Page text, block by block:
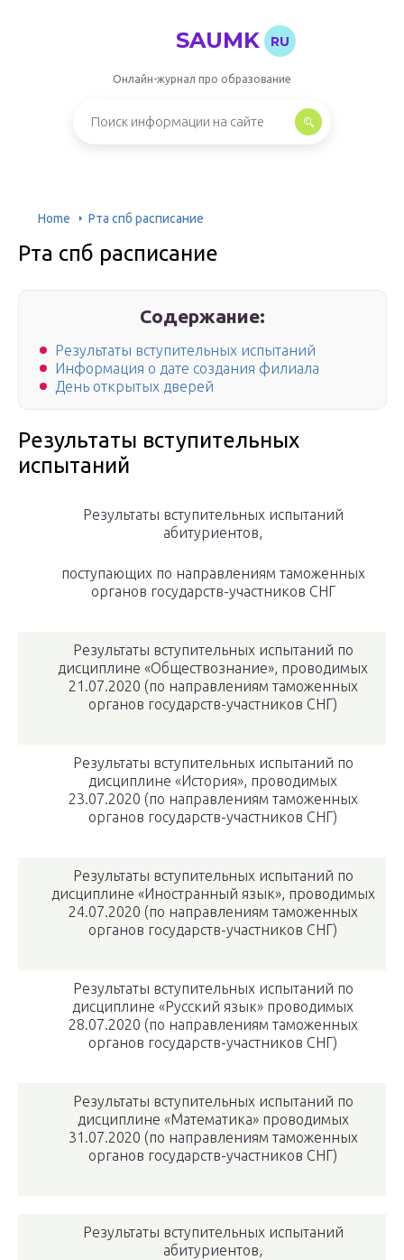
SAUMK RU
Онлайн-журнал про образование
Home Рта спб расписание
Рта спб расписание
Содержание:
Результаты вступительных испытаний
Информация о дате создания филиала
День открытых дверей
Результаты вступительных
испытаний
Результаты вступительных испытаний
абитуриентов,
поступающих по направлениям таможенных
органов государств-участников СНГ
Результаты вступительных испытаний по
дисциплине «Обществознание», проводимых
21.07.2020 (по направлениям таможенных
органов государств-участников СНГ)
Результаты вступительных испытаний по
дисциплине «История», проводимых
23.07.2020 (по направлениям таможенных
органов государств-участников СНГ)
Результаты вступительных испытаний по
дисциплине «Иностранный язык», проводимых
24.07.2020 (по направлениям таможенных
органов государств-участников СНГ)
Результаты вступительных испытаний по
дисциплине «Русский язык» проводимых
28.07.2020 (по направлениям таможенных
органов государств-участников СНГ)
Результаты вступительных испытаний по
дисциплине «Математика» проводимых
31.07.2020 (по направлениям таможенных
органов государств-участников СНГ)
Результаты вступительных испытаний
абитуриентов,